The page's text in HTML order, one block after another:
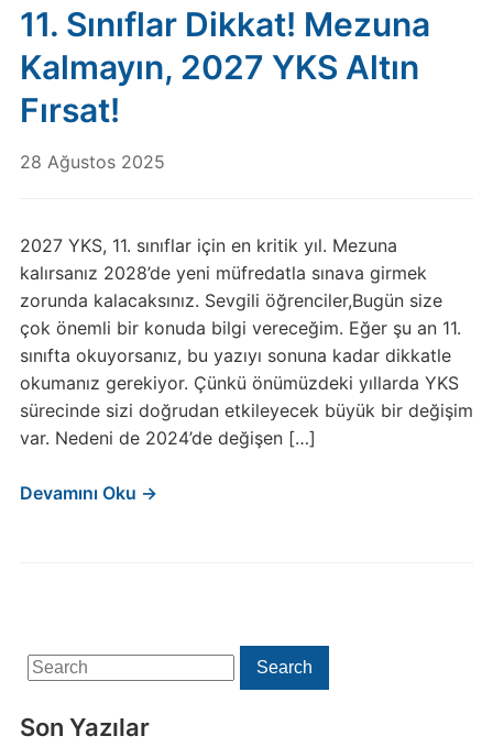
Search
for:
Search
Son Yazılar
11. Sınıflar Dikkat! Mezuna
Kalmayın, 2027 YKS Altın
Fırsat!
28 Ağustos 2025
2027 YKS, 11. sınıflar için en kritik yıl. Mezuna
kalırsanız 2028’de yeni müfredatla sınava girmek
zorunda kalacaksınız. Sevgili öğrenciler,Bugün size
çok önemli bir konuda bilgi vereceğim. Eğer şu an 11.
sınıfta okuyorsanız, bu yazıyı sonuna kadar dikkatle
okumanız gerekiyor. Çünkü önümüzdeki yıllarda YKS
sürecinde sizi doğrudan etkileyecek büyük bir değişim
var. Nedeni de 2024’de değişen […]
Devamını Oku →